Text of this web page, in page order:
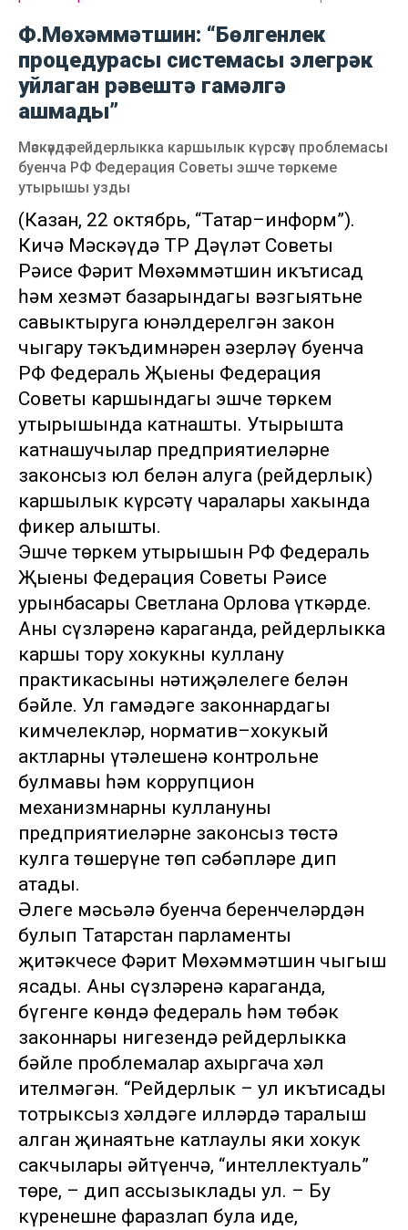
Ф.Мөхәммәтшин: “Бөлгенлек
процедурасы системасы элегрәк
уйлаган рәвештә гамәлгә
ашмады”
Мәскәүдә рейдерлыкка каршылык күрсәтү проблемасы
буенча РФ Федерация Советы эшче төркеме
утырышы узды
(Казан, 22 октябрь, “Татар–информ”).
Кичә Мәскәүдә ТР Дәүләт Советы
Рәисе Фәрит Мөхәммәтшин икътисад
һәм хезмәт базарындагы вәзгыятьне
савыктыруга юнәлдерелгән закон
чыгару тәкъдимнәрен әзерләү буенча
РФ Федераль Җыены Федерация
Советы каршындагы эшче төркем
утырышында катнашты. Утырышта
катнашучылар предприятиеләрне
законсыз юл белән алуга (рейдерлык)
каршылык күрсәтү чаралары хакында
фикер алышты.
Эшче төркем утырышын РФ Федераль
Җыены Федерация Советы Рәисе
урынбасары Светлана Орлова үткәрде.
Аның сүзләренә караганда, рейдерлыкка
каршы тору хокукны куллану
практикасының нәтиҗәлелеге белән
бәйле. Ул гамәдәге законнардагы
кимчелекләр, норматив–хокукый
актларның үтәлешенә контрольнең
булмавы һәм коррупцион
механизмнарны куллануны
предприятиеләрне законсыз төстә
кулга төшерүнең төп сәбәпләре дип
атады.
Әлеге мәсьәлә буенча беренчеләрдән
булып Татарстан парламенты
җитәкчесе Фәрит Мөхәммәтшин чыгыш
ясады. Аның сүзләренә караганда,
бүгенге көндә федераль һәм төбәк
законнары нигезендә рейдерлыкка
бәйле проблемалар ахыргача хәл
ителмәгән. “Рейдерлык – ул икътисады
тотрыксыз хәлдәге илләрдә таралыш
алган җинаятьнең катлаулы яки хокук
сакчылары әйтүенчә, “интеллектуаль”
төре, – дип ассызыклады ул. – Бу
күренешне фаразлап була иде,